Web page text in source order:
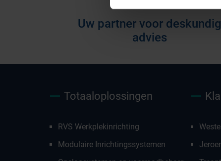
Uw partner voor deskundig
advies
Totaaloplossingen
RVS Werkplekinrichting
Modulaire Inrichtingssystemen